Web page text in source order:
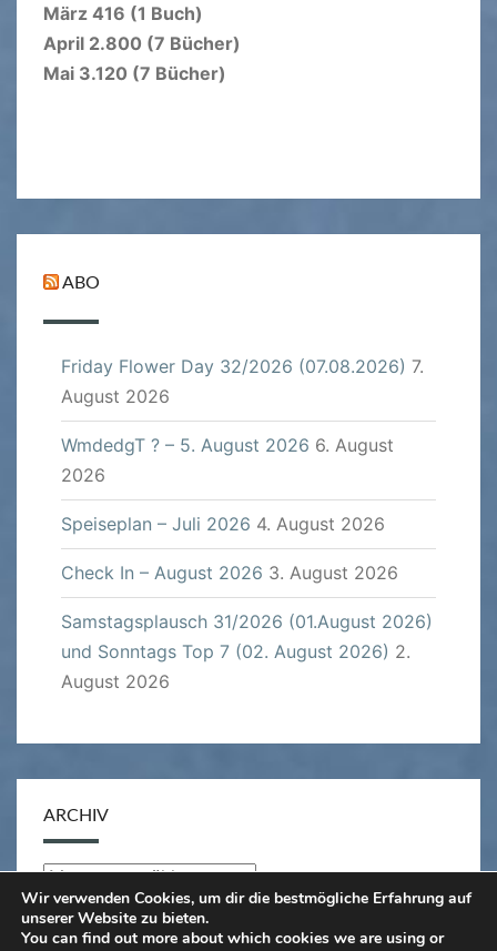
März 416 (1 Buch)
April 2.800 (7 Bücher)
Mai 3.120 (7 Bücher)
ABO
Friday Flower Day 32/2026 (07.08.2026) 7.
August 2026
WmdedgT ? – 5. August 2026 6. August
2026
Speiseplan – Juli 2026 4. August 2026
Check In – August 2026 3. August 2026
Samstagsplausch 31/2026 (01.August 2026)
und Sonntags Top 7 (02. August 2026) 2.
August 2026
ARCHIV
Archiv
Wir verwenden Cookies, um dir die bestmögliche Erfahrung auf
unserer Website zu bieten.
You can find out more about which cookies we are using or